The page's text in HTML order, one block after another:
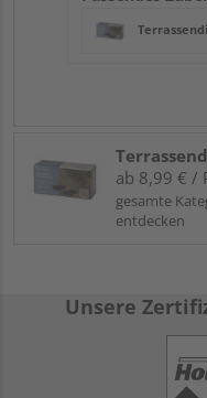
ab 8,99 € /
gesamte
entdecken
Unsere